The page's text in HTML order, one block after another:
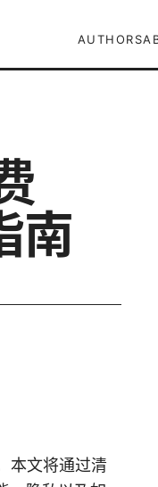
AUTHORS
南
本文将通过清